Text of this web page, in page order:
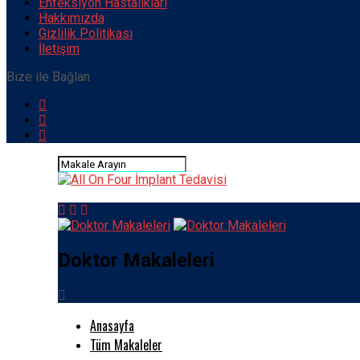
Hakkımızda
Gizlilik Politikası
İletişim
Bize ile Bağlan
Doktor Makaleleri
Anasayfa
Tüm Makaleler